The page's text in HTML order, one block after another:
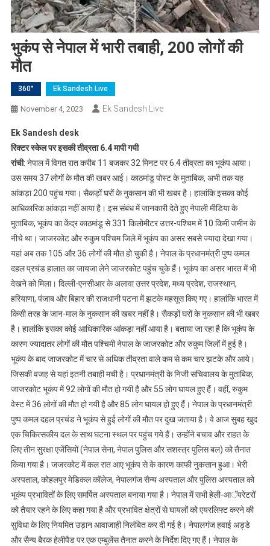
भुकंप से नेपाल में भारी तबाही, 200 लोगों की
मौत
360° Ek Sandesh Live
November 4, 2023 Ek Sandesh Live
Ek Sandesh desk
रिक्टर स्केल पर इसकी तीव्रता 6.4 मापी गयी
रांची: नेपाल में विगत रात करीब 11 बजकर 32 मिनट पर 6.4 तीव्रता का भूकंप आया।
उस समय 37 लोगों के मौत की खबर आई। काठमांडू पोस्ट के मुताबिक, अभी तक यह
आंकड़ा 200 पहुंच गया। सैकड़ों घरों के नुकसान की भी खबर है। हालांकि इसका कोई
आधिकारिक आंकड़ा नहीं आया है। इस संबंध में जानकारी देते हुए नेपाली मीडिया के
मुताबिक, भूकंप का केंद्र काठमांडू से 331 किलोमीटर उत्तर-पश्चिम में 10 किमी जमीन के
नीचे था। जाजरकोट और रुकुम पश्चिम जिले में भूकंप का असर सबसे ज्यादा देखा गया।
यहां अब तक 105 और 36 लोगों की मौत हो चुकी है। नेपाल के प्रधानमंत्री पुष्प कमल
दहल प्रचंड हालात का जायजा लेने जाजरकोट पहुंच चुके हैं। भूकंप का असर भारत में भी
देखने को मिला। दिल्ली-एनसीआर के अलावा उत्तर प्रदेश, मध्य प्रदेश, राजस्थान,
हरियाणा, पंजाब और बिहार की राजधानी पटना में झटके महसूस किए गए। हालांकि भारत में
किसी तरह के जान-माल के नुकसान की खबर नहीं है। सैकड़ों घरों के नुकसान की भी खबर
है। हालांकि इसका कोई आधिकारिक आंकड़ा नहीं आया है। बताया जा रहा है कि भूकंप के
कारण ज्यादातर लोगों की मौत पश्चिमी नेपाल के जाजरकोट और रुकुम जिलों में हुई है।
भूकंप के बाद जाजरकोट में चार से अधिक तीव्रता वाले कम से कम चार झटके और आये।
जिसकी वजह से यहां इतनी तबाही मची है। प्रधानमंत्री के निजी सचिवालय के मुताबिक,
जाजरकोट भूकंप में 92 लोगों की मौत हो गयी है और 55 लोग घायल हुए हैं। वहीं, रुकुम
वेस्ट में 36 लोगों की मौत हो गयी है और 85 लोग घायल हो हुए हैं। नेपाल के प्रधानमंत्री
पुष्प कमल दहल प्रचंड ने भूकंप से हुई लोगों की मौत पर दुख जताया है। वे आज सुबह खुद
एक चिकित्सकीय दल के साथ घटना स्थल पर पहुंच गये हैं। उन्होंने बचाव और राहत के
लिए तीन सुरक्षा एजेंसियों (नेपाल सेना, नेपाल पुलिस और सशस्त्र पुलिस बल) को तैनात
किया गया है। जजरकोट में कल रात आए भूकंप से के कारण काफी नुकसान हुआ। भेरी
अस्पताल, कोहलपुर मेडिकल कॉलेज, नेपालगंज सैन्य अस्पताल और पुलिस अस्पताल को
भूकंप प्रभावितों के लिए समर्पित अस्पताल बनाया गया है। नेपाल में सभी हेली-आॅपरेटरों
को तैयार रहने के लिए कहा गया है और प्रभावित क्षेत्रों से घायलों को एयरलिफ्ट करने की
सुविधा के लिए नियमित उड़ान आवाजाही निलंबित कर दी गई है। नेपालगंज हवाई अड्डे
और सैन्य बैरक हेलीपैड पर एक एम्बुलेंस तैनात करने के निर्देश दिए गए हैं। नेपाल के